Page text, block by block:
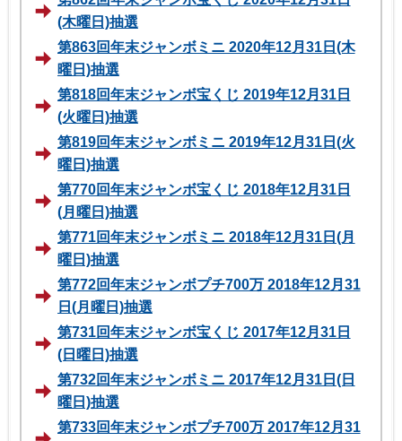
(木曜日)抽選
第863回年末ジャンボミニ 2020年12月31日(木
曜日)抽選
第818回年末ジャンボ宝くじ 2019年12月31日
(火曜日)抽選
第819回年末ジャンボミニ 2019年12月31日(火
曜日)抽選
第770回年末ジャンボ宝くじ 2018年12月31日
(月曜日)抽選
第771回年末ジャンボミニ 2018年12月31日(月
曜日)抽選
第772回年末ジャンボプチ700万 2018年12月31
日(月曜日)抽選
第731回年末ジャンボ宝くじ 2017年12月31日
(日曜日)抽選
第732回年末ジャンボミニ 2017年12月31日(日
曜日)抽選
第733回年末ジャンボプチ700万 2017年12月31